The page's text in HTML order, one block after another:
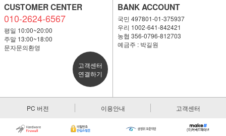
CUSTOMER CENTER
010-2624-6567
평일 10:00~20:00
주말 13:00~18:00
문자문의환영
고객센터
연결하기
BANK ACCOUNT
국민 497801-01-375937
우리 1002-641-842421
농협 356-0796-812703
예금주 : 박길원
PC 버전 이용안내 고객센터